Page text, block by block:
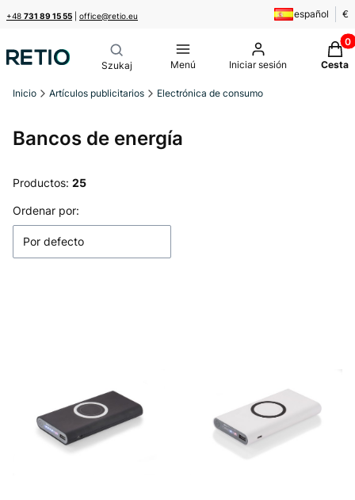
+48 731 89 15 55 office@retio.eu español €
Menú Iniciar sesión Cesta
Inicio Artículos publicitarios Electrónica de consumo
Bancos de energía
Productos: 25
Lista de productos
Ordenar por:
Por defecto